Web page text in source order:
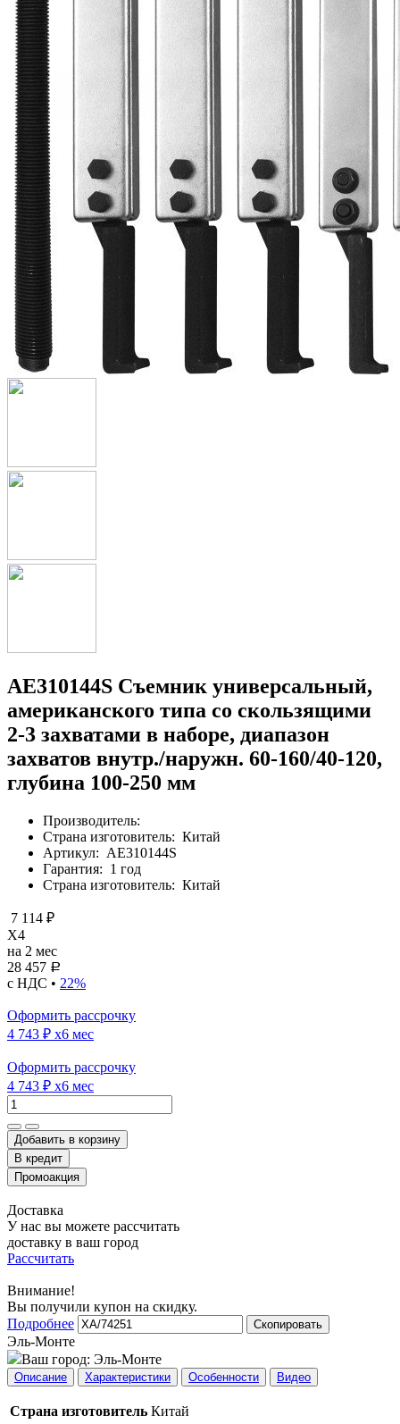
AE310144S Съемник универсальный,
американского типа со скользящими
2-3 захватами в наборе, диапазон
захватов внутр./наружн. 60-160/40-120,
глубина 100-250 мм
Производитель:
Страна изготовитель: Китай
Артикул: AE310144S
Гарантия: 1 год
Страна изготовитель: Китай
7 114 ₽
X4
на 2 мес
28 457 Р
с НДС • 22%
Оформить рассрочку
4 743 ₽ x6 мес
Оформить рассрочку
4 743 ₽ x6 мес
Добавить в корзину
Доставка
У нас вы можете рассчитать
доставку в ваш город
Рассчитать
Внимание!
Вы получили купон на скидку.
Подробнее
Скопировать
Эль-Монте
Ваш город: Эль-Монте
Описание Характеристики Особенности Видео
Страна изготовитель Китай